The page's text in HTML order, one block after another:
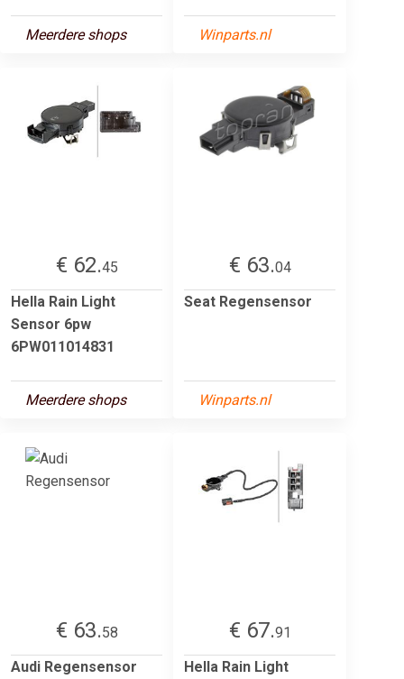
Meerdere shops Winparts.nl
€ 62.45
Hella Rain Light
Sensor 6pw
6PW011014831
Meerdere shops
€ 63.04
Seat Regensensor
Winparts.nl
€ 63.58
Audi Regensensor
€ 67.91
Hella Rain Light